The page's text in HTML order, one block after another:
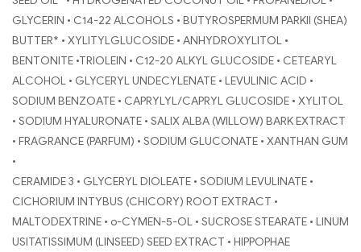
GLYCERIN • C14-22 ALCOHOLS • BUTYROSPERMUM PARKII (SHEA)
BUTTER* • XYLITYLGLUCOSIDE • ANHYDROXYLITOL •
BENTONITE •TRIOLEIN • C12-20 ALKYL GLUCOSIDE • CETEARYL
ALCOHOL • GLYCERYL UNDECYLENATE • LEVULINIC ACID •
SODIUM BENZOATE • CAPRYLYL/CAPRYL GLUCOSIDE • XYLITOL
• SODIUM HYALURONATE • SALIX ALBA (WILLOW) BARK EXTRACT
• FRAGRANCE (PARFUM) • SODIUM GLUCONATE • XANTHAN GUM
•
CERAMIDE 3 • GLYCERYL DIOLEATE • SODIUM LEVULINATE •
CICHORIUM INTYBUS (CHICORY) ROOT EXTRACT •
MALTODEXTRINE • o-CYMEN-5-OL • SUCROSE STEARATE • LINUM
USITATISSIMUM (LINSEED) SEED EXTRACT • HIPPOPHAE